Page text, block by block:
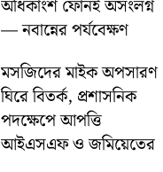
অধিকাংশ ফোনই অসংলগ্ন
— নবান্নের পর্যবেক্ষণ
মসজিদের মাইক অপসারণ
ঘিরে বিতর্ক, প্রশাসনিক
পদক্ষেপে আপত্তি
আইএসএফ ও জমিয়েতের